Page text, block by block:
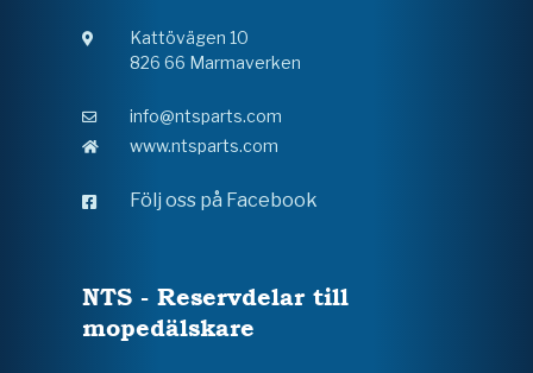
Kattövägen 10
826 66 Marmaverken
info@ntsparts.com
www.ntsparts.com
Följ oss på Facebook
NTS - Reservdelar till
mopedälskare